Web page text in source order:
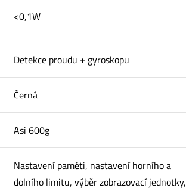
<0,1W
Detekce proudu + gyroskopu
Černá
Asi 600g
Nastavení paměti, nastavení horního a
dolního limitu, výběr zobrazovací jednotky,